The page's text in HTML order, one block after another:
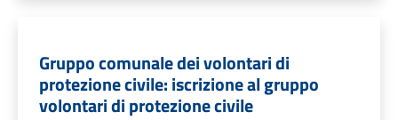
Gruppo comunale dei volontari di
protezione civile: iscrizione al gruppo
volontari di protezione civile